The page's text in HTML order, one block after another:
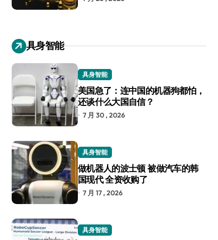
具身智能
具身智能
美国急了：连中国的机器狗都怕，
还谈什么大国自信？
7 月 30 , 2026
具身智能
做机器人的波士顿 被做汽车的韩
国现代 全资收购了
7 月 17 , 2026
具身智能